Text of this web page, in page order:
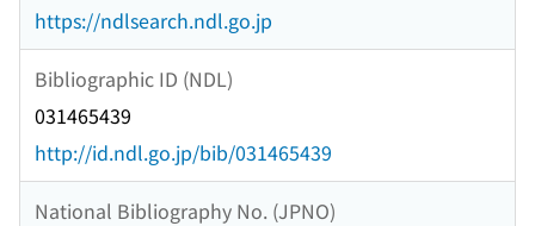
https://ndlsearch.ndl.go.jp
Bibliographic ID (NDL)
031465439
http://id.ndl.go.jp/bib/031465439
National Bibliography No. (JPNO)